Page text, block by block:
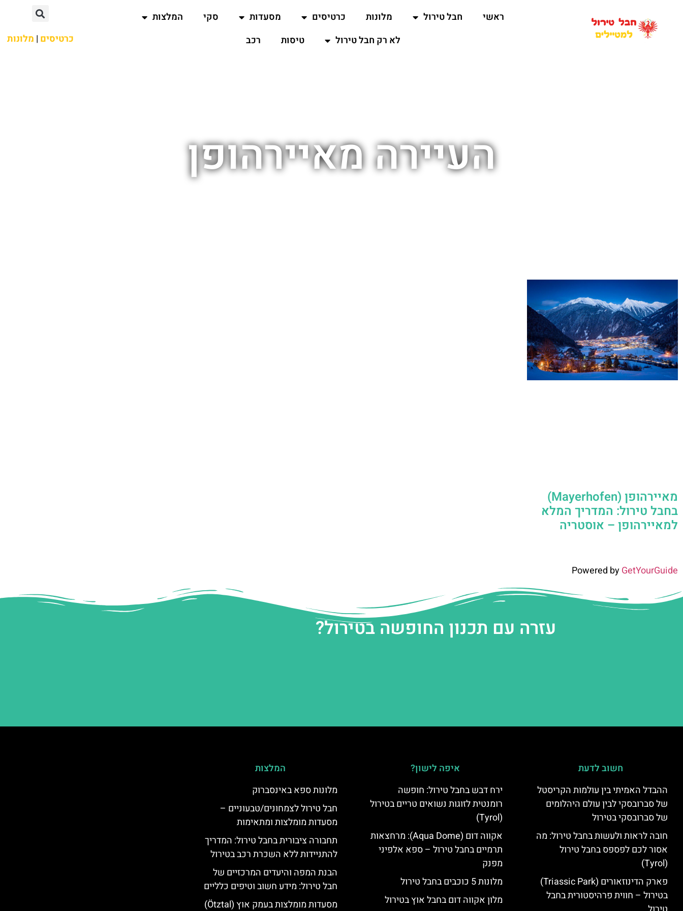
ראשי חבל טירול מלונות כרטיסים מסעדות סקי
המלצות
לא רק חבל טירול
טיסות רכב כרטיסים | מלונות
העיירה מאיירהופן
מאיירהופן (Mayerhofen)
בחבל טירול: המדריך המלא
למאיירהופן – אוסטריה
Powered byGetYourGuide
עזרה עם תכנון החופשה בטירול?
חשוב לדעת
ההבדל האמיתי בין עולמות הקריסטל
של סברובסקי לבין עולם היהלומים
של סברובסקי בטירול
חובה לראות ולעשות בחבל טירול: מה
אסור לכם לפספס בחבל טירול
(Tyrol)
פארק הדינוזאורים (Triassic Park)
בטירול – חווית פרהיסטורית בחבל
איפה לישון?
ירח דבש בחבל טירול: חופשה
רומנטית לזוגות נשואים טריים בטירול
(Tyrol)
אקווה דום (Aqua Dome): מרחצאות
תרמיים בחבל טירול – ספא אלפיני
מפנק
מלונות 5 כוכבים בחבל טירול
מלון אקווה דום בחבל אוץ בטירול
המלצות
מלונות ספא באינסברוק
חבל טירול לצמחונים/טבעוניים –
מסעדות מומלצות ומתאימות
תחבורה ציבורית בחבל טירול: המדריך
להתניידות ללא השכרת רכב בטירול
הבנת המפה והיעדים המרכזיים של
חבל טירול: מידע חשוב וטיפים כלליים
מסעדות מומלצות בעמק אוץ (Ötztal)